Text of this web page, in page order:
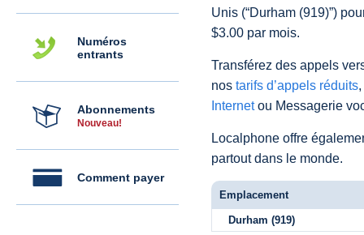
Numéros
entrants
Abonnements
Nouveau!
Comment payer
Unis (“Durham (919)”)
$3.00 par mois.
Transférez des appels
nos tarifs d’appels réduits
Internetou Messagerie
Localphone offre
partout dans le monde.
Emplacement
Durham (919)